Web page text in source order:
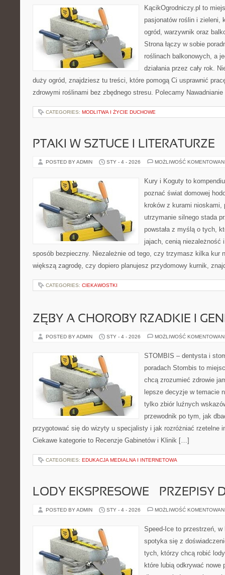
KącikOgrodniczy.pl to
pasjonatów roślin i zieleni,
ogród, warzywnik oraz
Strona łączy w sobie
roślinach balkonowych, a
działania przez cały rok.
duży ogród, znajdziesz tu treści, które pomogą Ci usprawnić
zdrowymi roślinami bez zbędnego stresu. Polecamy
CATEGORIES: MODLITWA I ŻYCIE DUCHOWE
PTAKI W SZTUCE I LITERATURZE
POSTED BY ADMIN STY - 4 - 2026 MOŻLIWOŚĆ
Kury i Koguty to
poznać świat domowej
kroków z kurami
utrzymanie silnego stada
powstała z myślą o tych,
jajach, cenią niezależność
sposób bezpieczny. Niezależnie od tego, czy trzymasz kilka kur
większą zagrodę, czy dopiero planujesz przydomowy kurnik,
CATEGORIES: CIEKAWOSTKI
ZĘBY A CHOROBY RZADKIE I
POSTED BY ADMIN STY - 4 - 2026 MOŻLIWOŚĆ
STOMBIS – dentysta i
poradach Stombis to
chcą zrozumieć zdrowie
lepsze decyzje w temacie
tylko zbiór luźnych
przewodnik po tym, jak
przygotować się do wizyty u specjalisty i jak rozróżniać rzetelne
Ciekawe kategorie to Recenzje Gabinetów i Klinik […]
CATEGORIES: EDUKACJA MEDIALNA I INTERNETOWA
LODY EKSPRESOWE – PRZEPISY
POSTED BY ADMIN STY - 4 - 2026 MOŻLIWOŚĆ
Speed-Ice to przestrzeń, w
spotyka się z
tych, którzy chcą robić
które lubią odkrywać nowe